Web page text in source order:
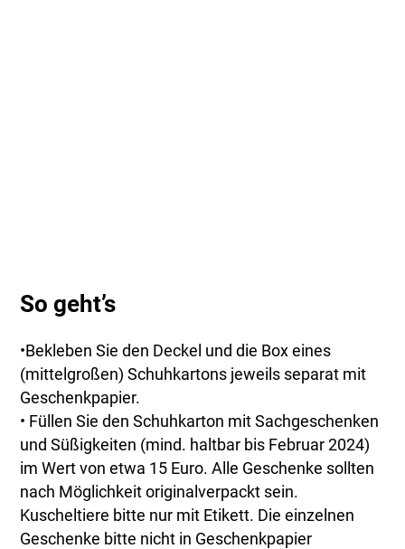
So geht’s
•Bekleben Sie den Deckel und die Box eines
(mittelgroßen) Schuhkartons jeweils separat mit
Geschenkpapier.
• Füllen Sie den Schuhkarton mit Sachgeschenken
und Süßigkeiten (mind. haltbar bis Februar 2024)
im Wert von etwa 15 Euro. Alle Geschenke sollten
nach Möglichkeit originalverpackt sein.
Kuscheltiere bitte nur mit Etikett. Die einzelnen
Geschenke bitte nicht in Geschenkpapier